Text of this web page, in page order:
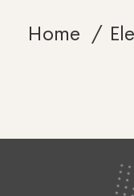
Home